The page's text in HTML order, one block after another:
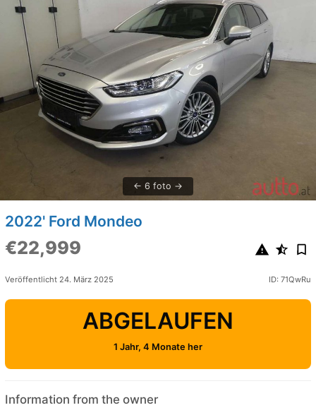
6 foto
2022' Ford Mondeo
€22,999
Veröffentlicht 24. März 2025 ID: 71QwRu
ABGELAUFEN
1 Jahr, 4 Monate her
Information from the owner